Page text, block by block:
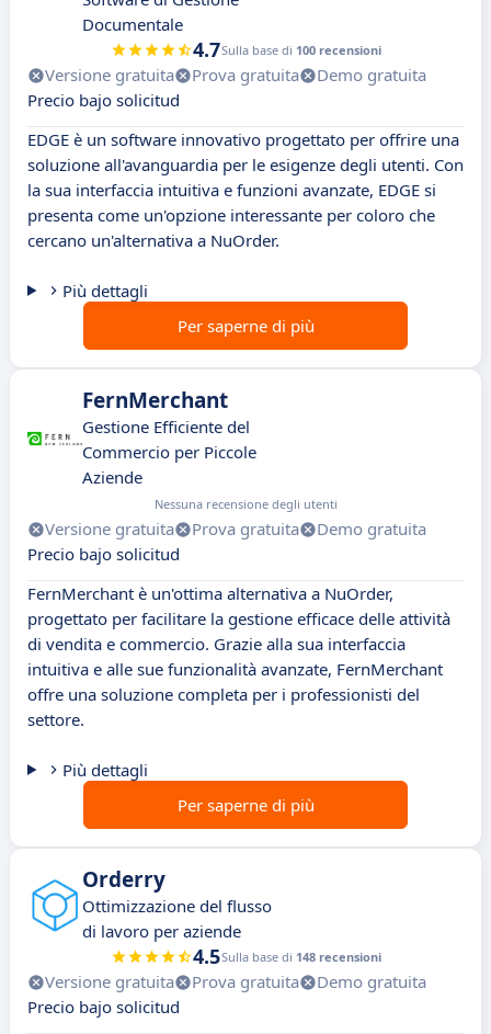
Documentale
4.7Sulla base di 100 recensioni
Versione gratuita Prova gratuita
Demo gratuita
Precio bajo solicitud
EDGE è un software innovativo progettato per offrire una
soluzione all'avanguardia per le esigenze degli utenti. Con
la sua interfaccia intuitiva e funzioni avanzate, EDGE si
presenta come un'opzione interessante per coloro che
cercano un'alternativa a NuOrder.
Più dettagli
Per saperne di più
FernMerchant
Gestione Efficiente del
Commercio per Piccole
Aziende
Nessuna recensione degli utenti
Versione gratuita Prova gratuita
Demo gratuita
Precio bajo solicitud
FernMerchant è un'ottima alternativa a NuOrder,
progettato per facilitare la gestione efficace delle attività
di vendita e commercio. Grazie alla sua interfaccia
intuitiva e alle sue funzionalità avanzate, FernMerchant
offre una soluzione completa per i professionisti del
settore.
Più dettagli
Per saperne di più
Orderry
Ottimizzazione del flusso
di lavoro per aziende
4.5Sulla base di 148 recensioni
Versione gratuita Prova gratuita
Demo gratuita
Precio bajo solicitud